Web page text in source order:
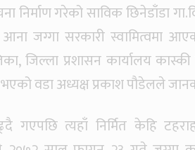
गरेको साविक छिनेडाँडा
जग्गा सरकारी स्वामित्वमा
जिल्ला प्रशासन कार्यालय कास्की
वडा अध्यक्ष प्रकाश पौडेलले
गएपछि त्यहाँ निर्मित केहि